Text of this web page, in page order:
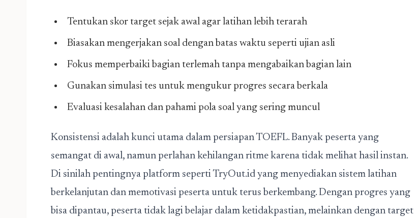
Tentukan skor target sejak awal agar latihan lebih terarah
Biasakan mengerjakan soal dengan batas waktu seperti ujian asli
Fokus memperbaiki bagian terlemah tanpa mengabaikan bagian lain
Gunakan simulasi tes untuk mengukur progres secara berkala
Evaluasi kesalahan dan pahami pola soal yang sering muncul
Konsistensi adalah kunci utama dalam persiapan TOEFL. Banyak peserta yang
semangat di awal, namun perlahan kehilangan ritme karena tidak melihat hasil instan.
Di sinilah pentingnya platform seperti TryOut.id yang menyediakan sistem latihan
berkelanjutan dan memotivasi peserta untuk terus berkembang. Dengan progres yang
bisa dipantau, peserta tidak lagi belajar dalam ketidakpastian, melainkan dengan target